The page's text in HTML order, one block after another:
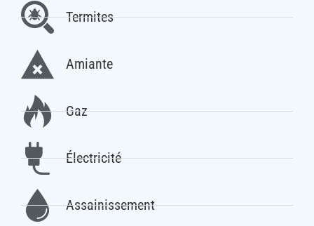
Termites
Amiante
Gaz
Électricité
Assainissement